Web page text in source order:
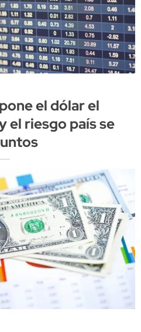
el dólar el
el riesgo país se